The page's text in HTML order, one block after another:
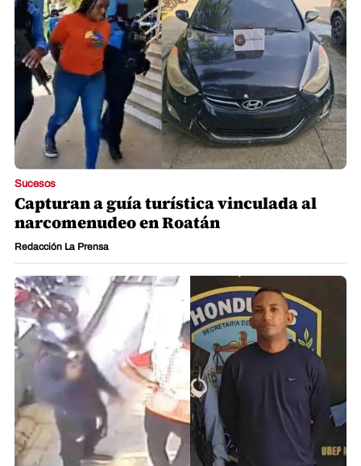
Sucesos
Capturan a guía turística vinculada al
narcomenudeo en Roatán
Redacción La Prensa